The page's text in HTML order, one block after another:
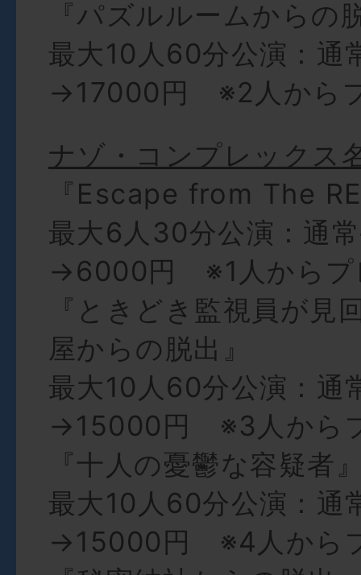
『パズルルームからの
最大10人60分公演：通
→17000円 ※2人から
ナゾ・コンプレックス
『Escape from The
最大6人30分公演：通常
→6000円 ※1人からプ
『ときどき監視員が見
屋からの脱出』
最大10人60分公演：通
→15000円 ※3人から
『十人の憂鬱な容疑者
最大10人60分公演：通
→15000円 ※4人から